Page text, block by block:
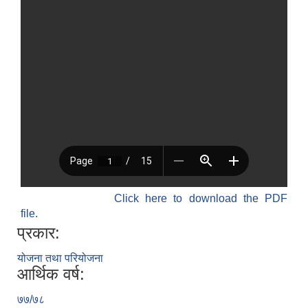
Click here to download the PDF
file.
प्रकार:
योजना तथा परियोजना
आर्थिक वर्ष:
७७/७८